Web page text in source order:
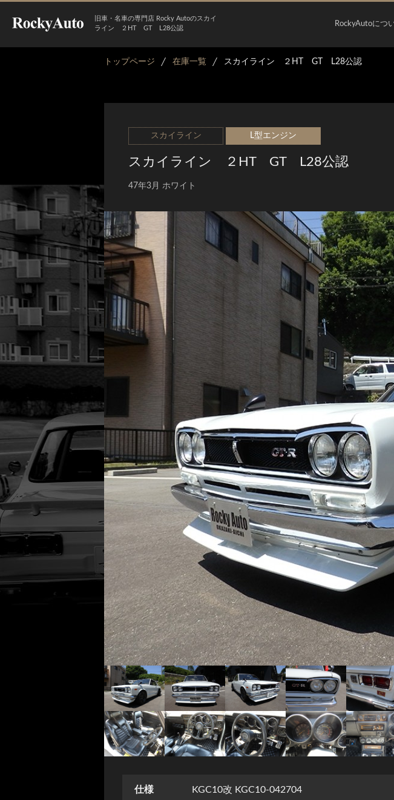
旧車・名車の専門店 Rocky Autoのスカイ
ライン ２HT GT L28公認
RockyAutoにつ
トップページ 在庫一覧 スカイライン ２HT GT L28公認
スカイライン L型エンジン
スカイライン ２HT GT L28公認
47年3月 ホワイト
仕様 KGC10改 KGC10-042704